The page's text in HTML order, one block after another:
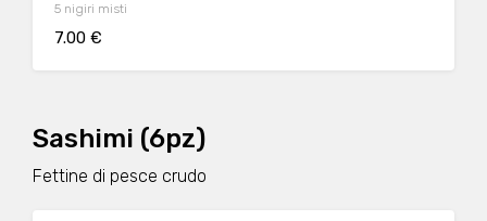
5 nigiri misti
7.00 €
Sashimi (6pz)
Fettine di pesce crudo